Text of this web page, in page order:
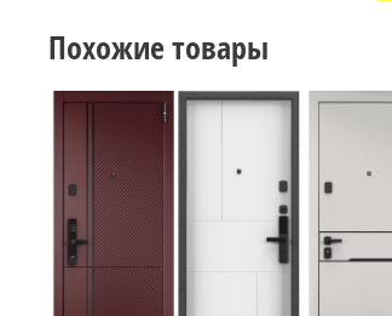
Похожие товары